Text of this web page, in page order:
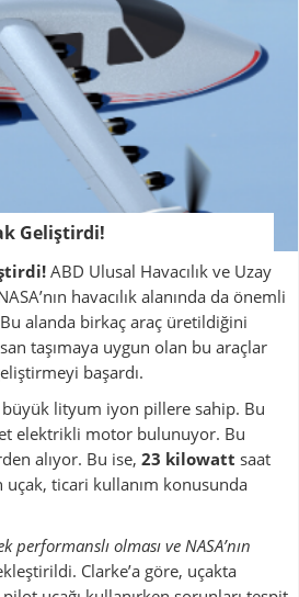
Geliştirdi!
ABD Ulusal Havacılık ve Uzay
havacılık alanında da önemli
alanda birkaç araç üretildiğini
taşımaya uygun olan bu araçlar
başardı.
lityum iyon pillere sahip. Bu
elektrikli motor bulunuyor. Bu
alıyor. Bu ise, 23 kilowatt saat
uçak, ticari kullanım konusunda
performanslı olması ve NASA’nın
Clarke’a göre, uçakta